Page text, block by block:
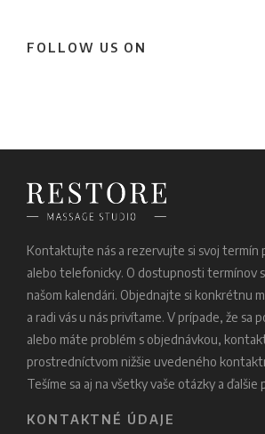
FOLLOW US ON
Kontaktujte nás a rezervujte si svoj termín
alebo telefonicky. O dostupnosti termínov
našom kalendári. Objednajte si konkrétnu
a radi vás u nás privítame. V prípade, že sa
alebo máte problém s objednávkou,
prostredníctvom nižšie uvedeného
Tešíme sa aj na všetky vaše otázky a ďalšie
KONTAKTNÉ ÚDAJE